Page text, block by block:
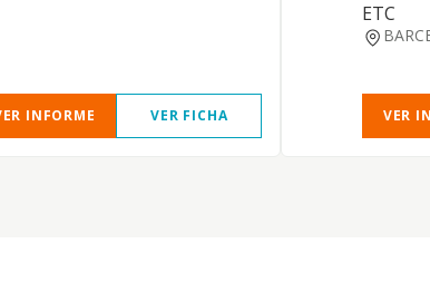
INFORME VER FICHA
ETC
VER